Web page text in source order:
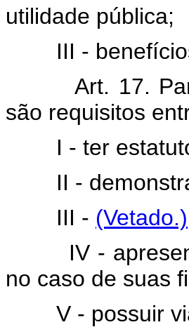
utilidade pública;
III - benefícios
Art. 17. Para
são requisitos
I - ter estatuto
II - demonstrar
III - (Vetado.)
IV -
no caso de suas
V - possuir